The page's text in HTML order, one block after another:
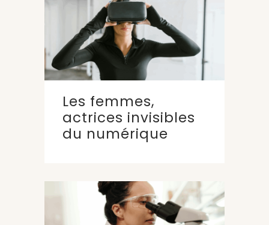
Les femmes,
actrices invisibles
du numérique